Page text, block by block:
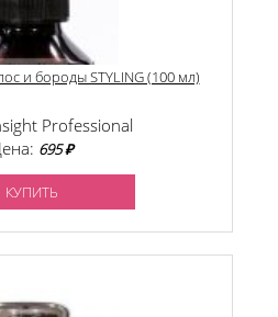
и бороды STYLING (100 мл)
Professional
695 ₽
КУПИТЬ